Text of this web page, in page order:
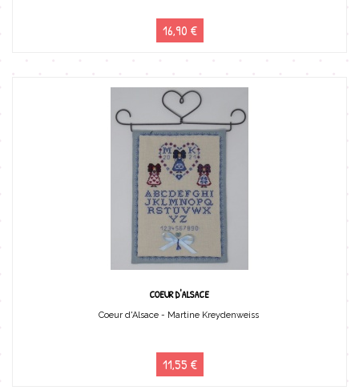
16,90 €
COEUR D'ALSACE
Coeur d'Alsace - Martine Kreydenweiss
11,55 €